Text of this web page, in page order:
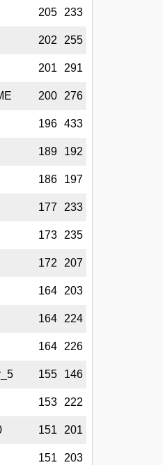
205 233
202 255
201 291
200 276
196 433
189 192
186 197
177 233
173 235
172 207
164 203
164 224
164 226
155 146
153 222
151 201
151 203